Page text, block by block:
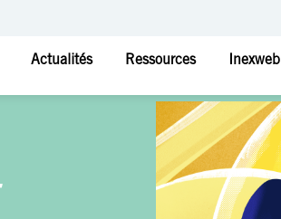
Actualités Ressources Inexweb